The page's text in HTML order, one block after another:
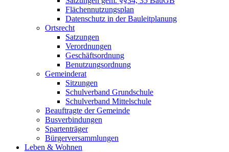
Flächennutzungsplan
Datenschutz in der Bauleitplanung
Ortsrecht
Satzungen
Verordnungen
Geschäftsordnung
Benutzungsordnung
Gemeinderat
Sitzungen
Schulverband Grundschule
Schulverband Mittelschule
Beauftragte der Gemeinde
Busverbindungen
Spartenträger
Bürgerversammlungen
Leben & Wohnen